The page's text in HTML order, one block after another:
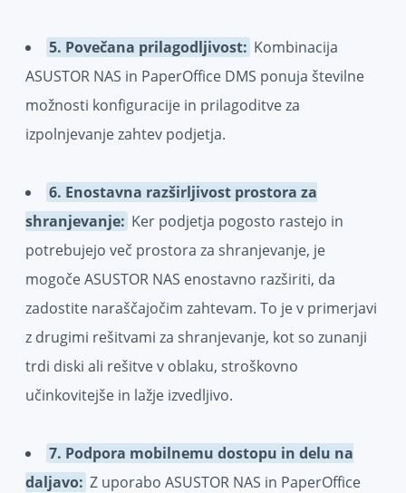
5. Povečana prilagodljivost: Kombinacija
ASUSTOR NAS in PaperOffice DMS ponuja številne
možnosti konfiguracije in prilagoditve za
izpolnjevanje zahtev podjetja.
6. Enostavna razširljivost prostora za
shranjevanje: Ker podjetja pogosto rastejo in
potrebujejo več prostora za shranjevanje, je
mogoče ASUSTOR NAS enostavno razširiti, da
zadostite naraščajočim zahtevam. To je v primerjavi
z drugimi rešitvami za shranjevanje, kot so zunanji
trdi diski ali rešitve v oblaku, stroškovno
učinkovitejše in lažje izvedljivo.
7. Podpora mobilnemu dostopu in delu na
daljavo: Z uporabo ASUSTOR NAS in PaperOffice